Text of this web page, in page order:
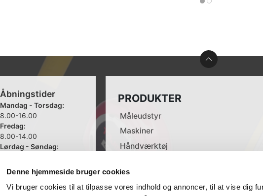
Denne hjemmeside bruger cookies
Vi bruger cookies til at tilpasse vores indhold og annoncer, til at vise dig
Åbningstider
Mandag - Torsdag:
8.00-16.00
Fredag:
8.00-14.00
Lørdag - Søndag:
+45 96 52 08 60
info@tajima.dk
PRODUKTER
Måleudstyr
Maskiner
Håndværktøj
Opmærkning
Lasere